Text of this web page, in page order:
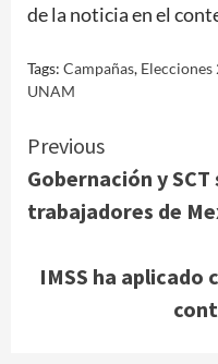
de la noticia en el
Tags: Campañas, Elecciones
UNAM
Continue
Reading
Previous
Gobernación y
trabajadores de
IMSS ha aplicado